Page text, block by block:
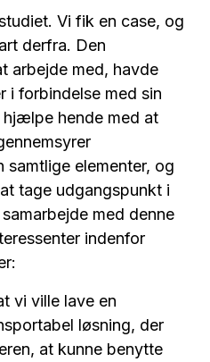
Vi fik en case, og
derfra. Den
arbejde med, havde
i forbindelse med sin
hende med at
samtlige elementer, og
tage udgangspunkt i
med denne
indenfor
vi ville lave en
løsning, der
at kunne benytte